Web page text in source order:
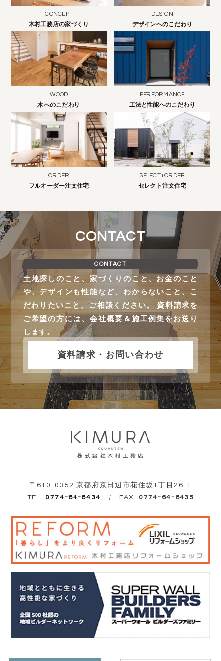
CONCEPT
木村工務店の家づくり
DESIGN
デザインへのこだわり
WOOD
木へのこだわり
PERFORMANCE
工法と性能へのこだわり
ORDER
フルオーダー注文住宅
SELECT+ORDER
セレクト注文住宅
CONTACT
CONTACT
土地探しのこと、家づくりのこと、お金のこと
や、デザインも性能など、わからないこと、こ
だわりたいこと、ご相談ください。 資料請求を
ご希望の方には、会社概要＆施工例集をお送り
します。
資料請求・お問い合わせ
〒610-0352 京都府京田辺市花住坂1丁目26-1
TEL. 0774-64-6434 / FAX. 0774-64-6435